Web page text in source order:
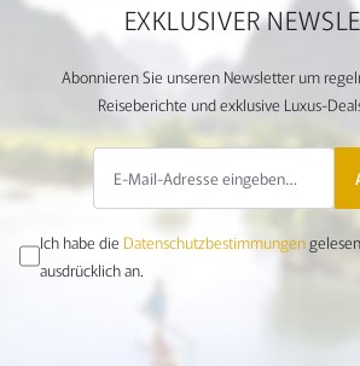
EXKLUSIVER
Abonnieren Sie unseren Newsletter um
Reiseberichte und exklusive Luxus-
Ich habe die Datenschutzbestimmungen
ausdrücklich an.